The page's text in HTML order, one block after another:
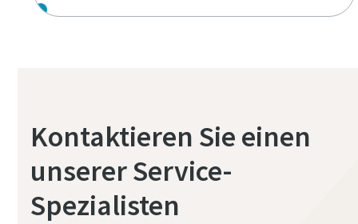
Kontaktieren Sie einen
unserer Service-
Spezialisten